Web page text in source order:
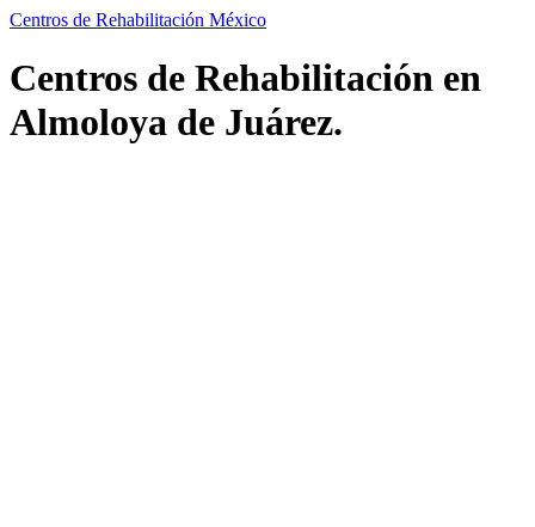
Centros de Rehabilitación México
Centros de Rehabilitación en
Almoloya de Juárez.